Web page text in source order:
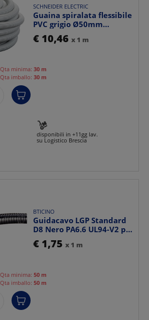
SCHNEIDER ELECTRIC
Guaina spiralata flessibile
PVC grigio Ø50mm
resistente fuoco IP6...
€ 10,46 x 1 m
Qta minima: 30 m
Qta imballo: 30 m
disponibili in +11gg lav.
su Logistico Brescia
BTICINO
Guidacavo LGP Standard
D8 Nero PA6.6 UL94-V2 per
gestione cavi pr...
€ 1,75 x 1 m
Qta minima: 50 m
Qta imballo: 50 m